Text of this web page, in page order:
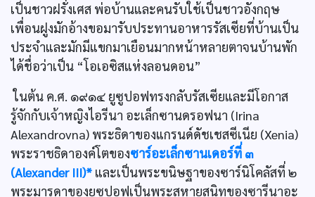
เป็นชาวฝรั่งเศส พ่อบ้านและคนรับใช้เป็นชาวอังกฤษ
เพื่อนฝูงมักอ้างขอมารับประทานอาหารรัสเซียที่บ้านเป็น
ประจำและมักมีแขกมาเยือนมากหน้าหลายตาจนบ้านพัก
ได้ชื่อว่าเป็น “โอเอซิสแห่งลอนดอน”
ในต้น ค.ศ. ๑๙๑๔ ยูซูปอฟทรงกลับรัสเซียและมีโอกาส
รู้จักกับเจ้าหญิงไอรีนา อะเล็กซานดรอฟนา (Irina
Alexandrovna) พระธิดาของแกรนด์ดัชเชสซีเนีย (Xenia)
พระราชธิดาองค์โตของซาร์อะเล็กซานเดอร์ที่ ๓
(Alexander III)* และเป็นพระขนิษฐาของซาร์นิโคลัสที่ ๒
พระมารดาของยูซูปอฟเป็นพระสหายสนิทของซารีนาอะ